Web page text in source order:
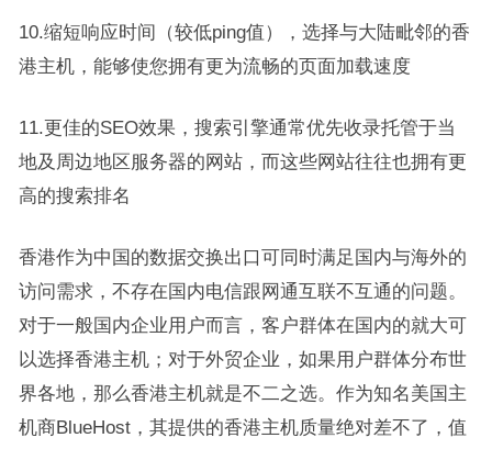
10.缩短响应时间（较低ping值），选择与大陆毗邻的香
港主机，能够使您拥有更为流畅的页面加载速度
11.更佳的SEO效果，搜索引擎通常优先收录托管于当
地及周边地区服务器的网站，而这些网站往往也拥有更
高的搜索排名
香港作为中国的数据交换出口可同时满足国内与海外的
访问需求，不存在国内电信跟网通互联不互通的问题。
对于一般国内企业用户而言，客户群体在国内的就大可
以选择香港主机；对于外贸企业，如果用户群体分布世
界各地，那么香港主机就是不二之选。作为知名美国主
机商BlueHost，其提供的香港主机质量绝对差不了，值